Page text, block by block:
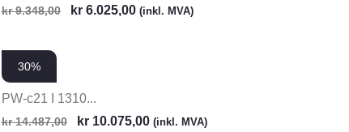
kr9.348,00 kr6.025,00 (inkl. MVA)
30%
PW-c21 I 1310...
kr14.487,00 kr10.075,00 (inkl. MVA)